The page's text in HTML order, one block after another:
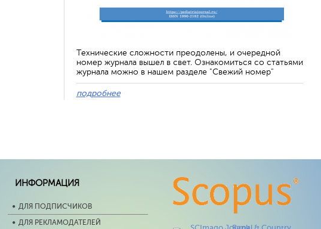
Технические сложности преодолены, и очередной
номер журнала вышел в свет. Ознакомиться со статьями
журнала можно в нашем разделе "Свежий номер"
подробнее
ИНФОРМАЦИЯ
ДЛЯ ПОДПИСЧИКОВ
ДЛЯ РЕКЛАМОДАТЕЛЕЙ